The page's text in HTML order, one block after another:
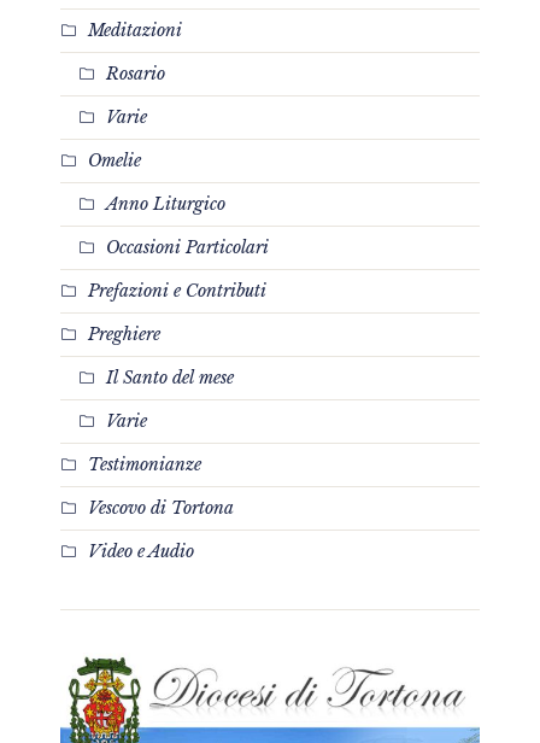
Meditazioni
Rosario
Varie
Omelie
Anno Liturgico
Occasioni Particolari
Prefazioni e Contributi
Preghiere
Il Santo del mese
Varie
Testimonianze
Vescovo di Tortona
Video e Audio